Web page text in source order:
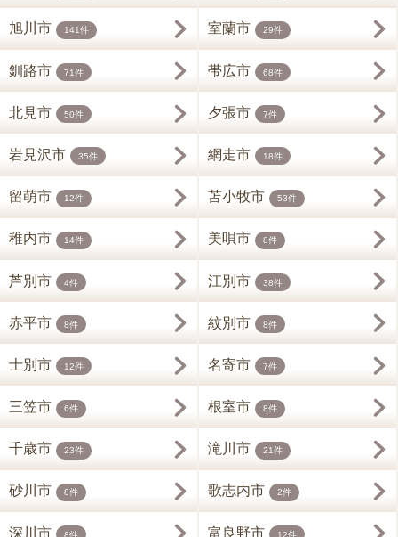
旭川市 141件 室蘭市 29件
釧路市 71件 帯広市 68件
北見市 50件 夕張市 7件
岩見沢市 35件 網走市 18件
留萌市 12件 苫小牧市 53件
稚内市 14件 美唄市 8件
芦別市 4件 江別市 38件
赤平市 8件 紋別市 8件
士別市 12件 名寄市 7件
三笠市 6件 根室市 8件
千歳市 23件 滝川市 21件
砂川市 8件 歌志内市 2件
深川市 8件 富良野市 12件